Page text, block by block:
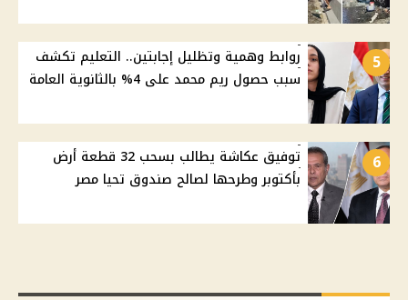
5
روابط وهمية وتظليل إجابتين.. التعليم تكشف
سبب حصول ريم محمد على 4% بالثانوية العامة
6
توفيق عكاشة يطالب بسحب 32 قطعة أرض
بأكتوبر وطرحها لصالح صندوق تحيا مصر